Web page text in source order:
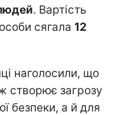
. Вартість
сягала 12
наголосили, що
створює загрозу
безпеки, а й для